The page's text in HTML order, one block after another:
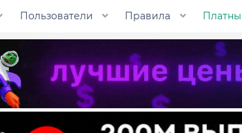
Пользователи Правила